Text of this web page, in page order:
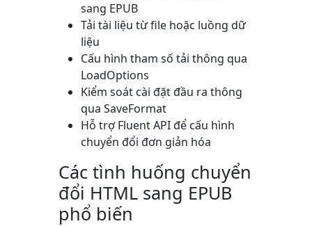
sang EPUB
Tải tài liệu từ file hoặc luồng dữ
liệu
Cấu hình tham số tải thông qua
LoadOptions
Kiểm soát cài đặt đầu ra thông
qua SaveFormat
Hỗ trợ Fluent API để cấu hình
chuyển đổi đơn giản hóa
Các tình huống chuyển
đổi HTML sang EPUB
phổ biến